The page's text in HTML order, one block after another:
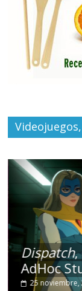
Dispatch,
AdHoc
25 noviembre,